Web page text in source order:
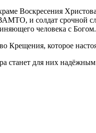
Воскресения
и солдат срочной
человека с Богом.
Крещения, которое
станет для них